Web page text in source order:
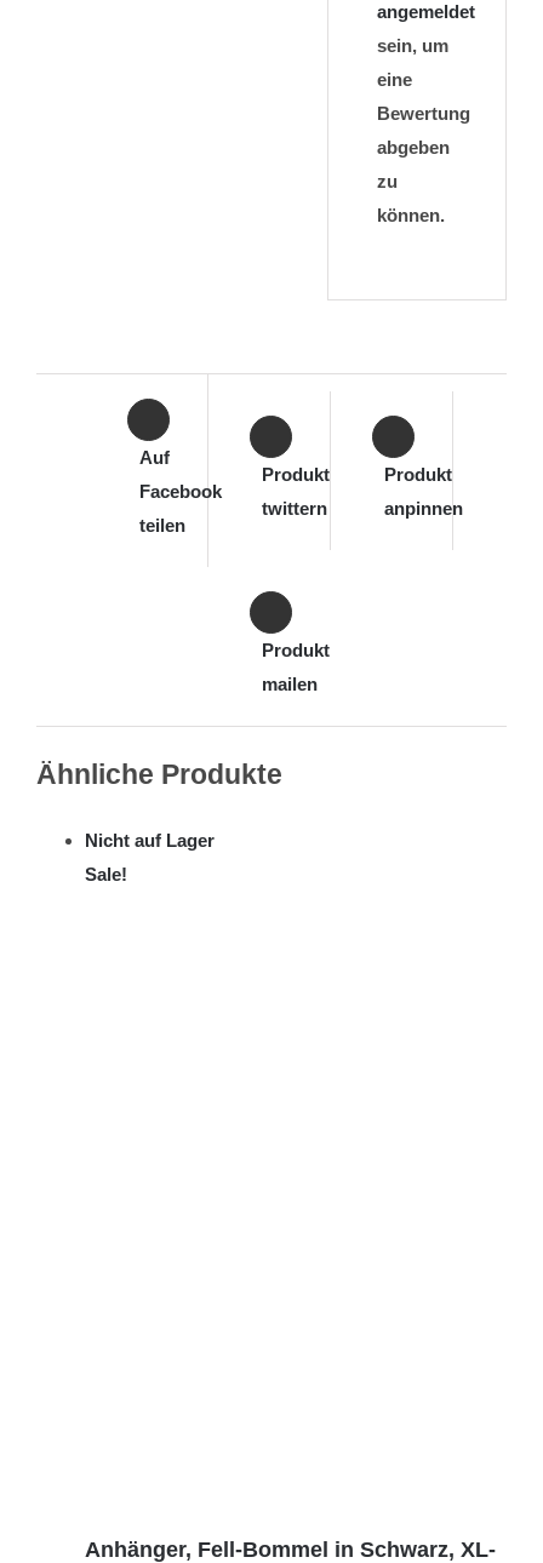
angemeldet
sein, um
eine
Bewertung
abgeben
zu
können.
Auf
Facebook
teilen
Produkt
twittern
Produkt
anpinnen
Produkt
mailen
Ähnliche Produkte
Nicht auf Lager
Sale!
Anhänger, Fell-Bommel in Schwarz, XL-